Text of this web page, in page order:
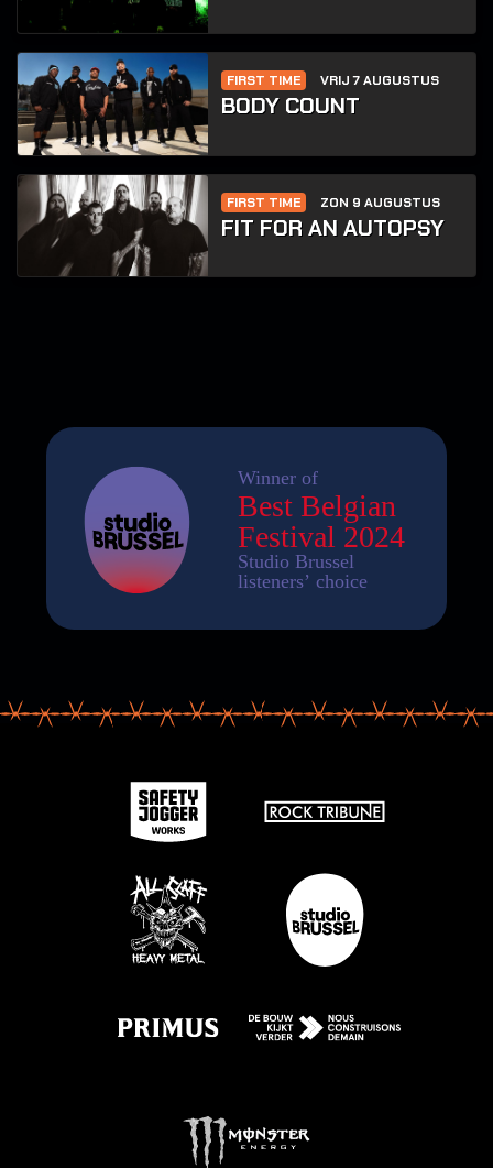
FIRST TIME VRIJ 7 AUGUSTUS
BODY COUNT
FIRST TIME ZON 9 AUGUSTUS
FIT FOR AN AUTOPSY